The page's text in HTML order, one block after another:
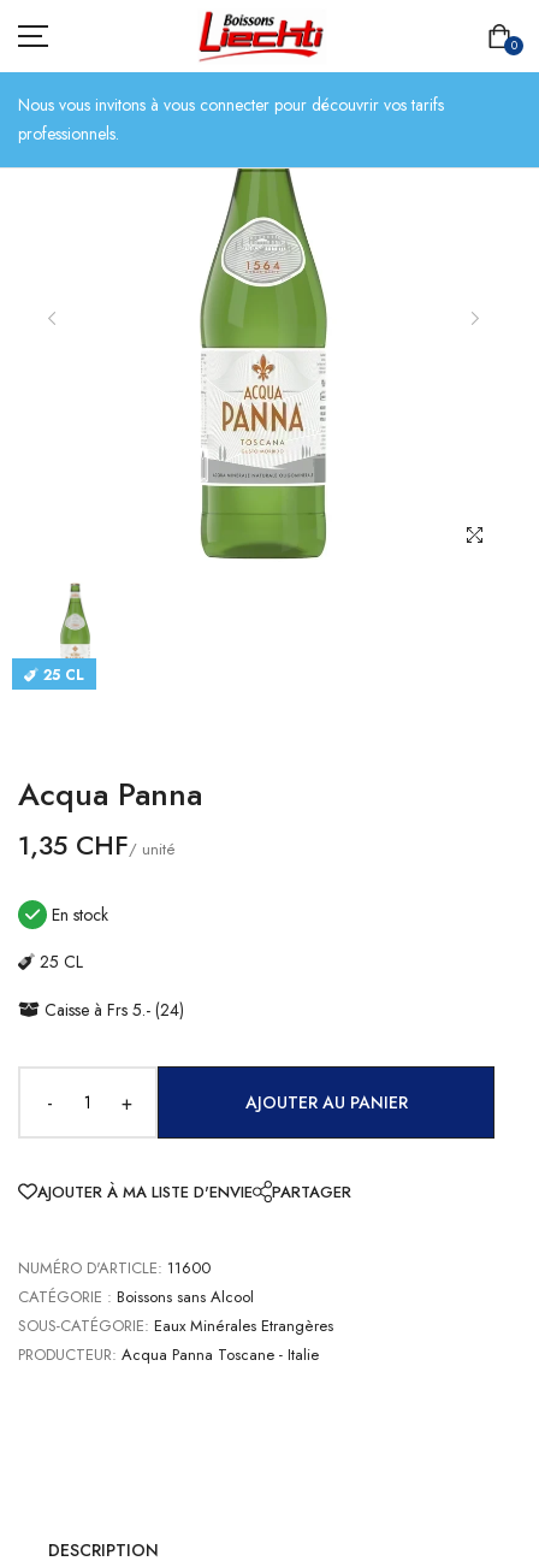
0
TOUT L’ASSORTIMENT
BIÈRES
BOISSONS SANS ALCOOL
CATALOGUES
CONTACT
Devise
Nous vous invitons à vous connecter pour découvrir vos tarifs
professionnels.
25 CL
Acqua Panna
1,35 CHF/ unité
En stock
25 CL
Caisse à Frs 5.- (24)
- + AJOUTER AU PANIER
AJOUTER À MA LISTE D'ENVIE PARTAGER
NUMÉRO D'ARTICLE: 11600
CATÉGORIE : Boissons sans Alcool
SOUS-CATÉGORIE: Eaux Minérales Etrangères
PRODUCTEUR: Acqua Panna Toscane - Italie
DESCRIPTION